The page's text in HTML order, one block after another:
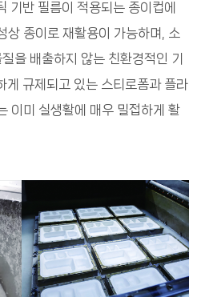
기반 필름이 적용되는 종이컵에
상 종이로 재활용이 가능하며, 소
을 배출하지 않는 친환경적인 기
게 규제되고 있는 스티로폼과 플라
이미 실생활에 매우 밀접하게 활
초지성형